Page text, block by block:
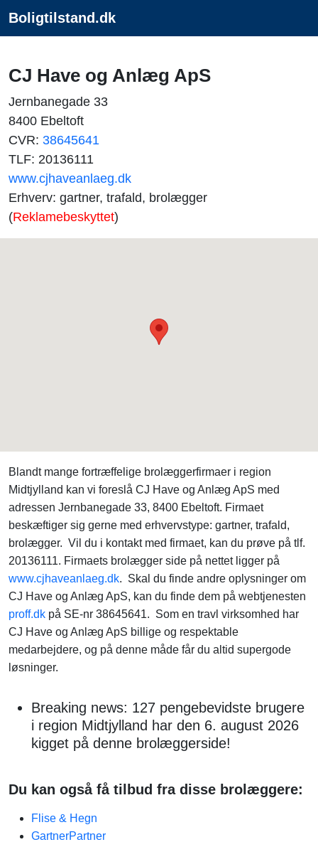
Boligtilstand.dk
CJ Have og Anlæg ApS
Jernbanegade 33
8400 Ebeltoft
CVR: 38645641
TLF: 20136111
www.cjhaveanlaeg.dk
Erhverv: gartner, trafald, brolægger
(Reklamebeskyttet)
Blandt mange fortræffelige brolæggerfirmaer i region
Midtjylland kan vi foreslå CJ Have og Anlæg ApS med
adressen Jernbanegade 33, 8400 Ebeltoft. Firmaet
beskæftiger sig gerne med erhvervstype: gartner, trafald,
brolægger. Vil du i kontakt med firmaet, kan du prøve på tlf.
20136111. Firmaets brolægger side på nettet ligger på
www.cjhaveanlaeg.dk. Skal du finde andre oplysninger om
CJ Have og Anlæg ApS, kan du finde dem på webtjenesten
proff.dk på SE-nr 38645641. Som en travl virksomhed har
CJ Have og Anlæg ApS billige og respektable
medarbejdere, og på denne måde får du altid supergode
løsninger.
Breaking news: 127 pengebevidste brugere
i region Midtjylland har den 6. august 2026
kigget på denne brolæggerside!
Du kan også få tilbud fra disse brolæggere:
Flise & Hegn
GartnerPartner